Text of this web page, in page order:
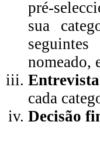
pré-
sua
nomeado,
Entrevista
cada
Decisão